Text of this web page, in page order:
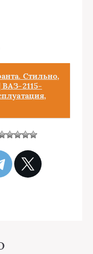
Стильно,
ВАЗ-2115-